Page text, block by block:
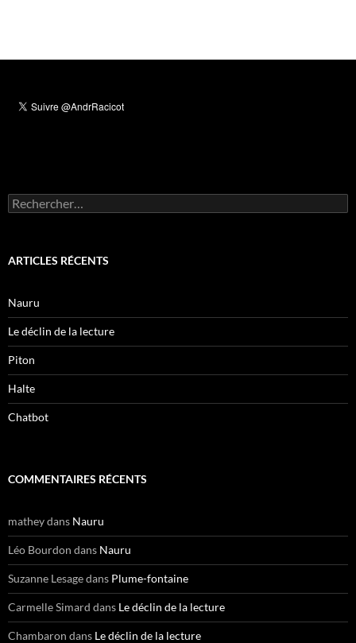
Rechercher :
ARTICLES RÉCENTS
Nauru
Le déclin de la lecture
Piton
Halte
Chatbot
COMMENTAIRES RÉCENTS
matheydans Nauru
Léo Bourdon dans Nauru
Suzanne Lesagedans Plume-fontaine
Carmelle Simard dans Le déclin de la lecture
Chambaron dans Le déclin de la lecture